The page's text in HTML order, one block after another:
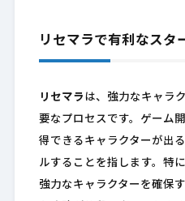
リセマラで有利なスタ
リセマラ は、強力なキャラ
要なプロセスです。ゲーム
得できるキャラクターが出
ルすることを指します。特
強力なキャラクターを確保